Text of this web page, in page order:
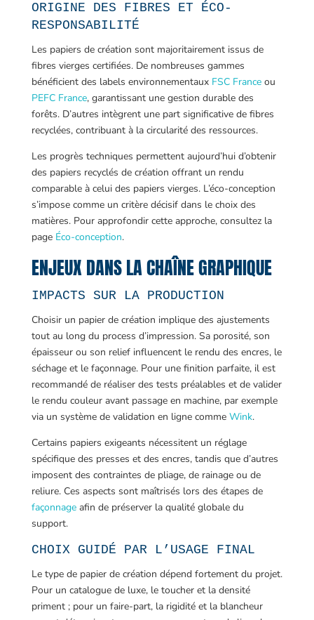
ORIGINE DES FIBRES ET ÉCO-
RESPONSABILITÉ
Les papiers de création sont majoritairement issus de
fibres vierges certifiées. De nombreuses gammes
bénéficient des labels environnementaux FSC Franceou
PEFC France, garantissant une gestion durable des
forêts. D’autres intègrent une part significative de fibres
recyclées, contribuant à la circularité des ressources.
Les progrès techniques permettent aujourd’hui d’obtenir
des papiers recyclés de création offrant un rendu
comparable à celui des papiers vierges. L’éco-conception
s’impose comme un critère décisif dans le choix des
matières. Pour approfondir cette approche, consultez la
page Éco-conception.
ENJEUX DANS LA CHAÎNE GRAPHIQUE
IMPACTS SUR LA PRODUCTION
Choisir un papier de création implique des ajustements
tout au long du process d’impression. Sa porosité, son
épaisseur ou son relief influencent le rendu des encres, le
séchage et le façonnage. Pour une finition parfaite, il est
recommandé de réaliser des tests préalables et de valider
le rendu couleur avant passage en machine, par exemple
via un système de validation en ligne comme Wink.
Certains papiers exigeants nécessitent un réglage
spécifique des presses et des encres, tandis que d’autres
imposent des contraintes de pliage, de rainage ou de
reliure. Ces aspects sont maîtrisés lors des étapes de
façonnageafin de préserver la qualité globale du
support.
CHOIX GUIDÉ PAR L’USAGE FINAL
Le type de papier de création dépend fortement du projet.
Pour un catalogue de luxe, le toucher et la densité
priment ; pour un faire-part, la rigidité et la blancheur